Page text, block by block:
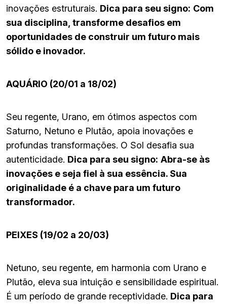
inovações estruturais. Dica para seu signo: Com
sua disciplina, transforme desafios em
oportunidades de construir um futuro mais
sólido e inovador.
AQUÁRIO (20/01 a 18/02)
Seu regente, Urano, em ótimos aspectos com
Saturno, Netuno e Plutão, apoia inovações e
profundas transformações. O Sol desafia sua
autenticidade. Dica para seu signo: Abra-se às
inovações e seja fiel à sua essência. Sua
originalidade é a chave para um futuro
transformador.
PEIXES (19/02 a 20/03)
Netuno, seu regente, em harmonia com Urano e
Plutão, eleva sua intuição e sensibilidade espiritual.
É um período de grande receptividade. Dica para